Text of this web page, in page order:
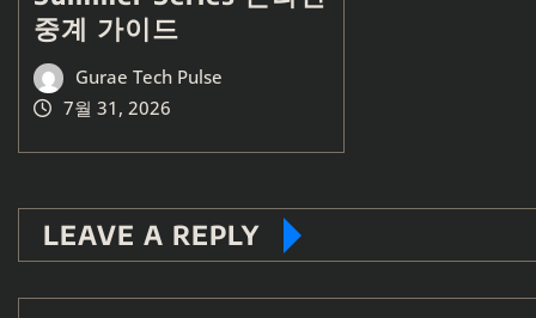
중계 가이드
Gurae Tech Pulse
7월 31, 2026
LEAVE A REPLY